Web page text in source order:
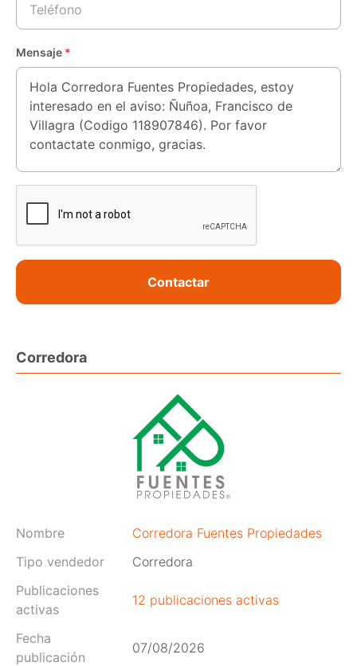
Mensaje *
Contactar
Corredora
Nombre
Corredora Fuentes Propiedades
Tipo vendedor
Corredora
Publicaciones
activas
12 publicaciones activas
Fecha
publicación
07/08/2026